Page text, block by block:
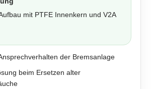
mit PTFE Innenkern und V2A
der Bremsanlage
beim Ersetzen alter